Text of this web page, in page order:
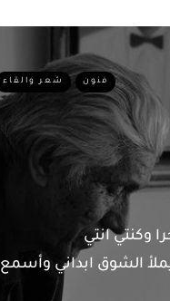
شعر والقاء فنون
وكنتي انتي
الشوق ابداني وأسمع